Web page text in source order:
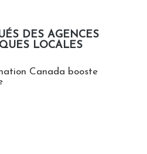
DES AGENCES
LOCALES
Canada booste